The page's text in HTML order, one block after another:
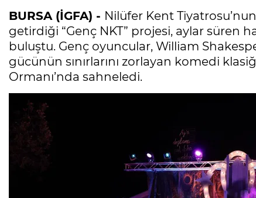
BURSA (İGFA) - Nilüfer Kent
getirdiği “Genç NKT” projesi, aylar süren
buluştu. Genç oyuncular, William
gücünün sınırlarını zorlayan komedi
Ormanı’nda sahneledi.